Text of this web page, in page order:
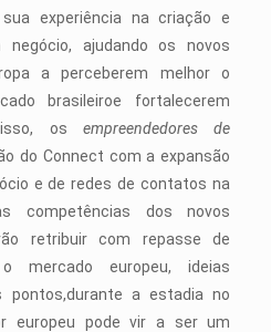
experiência na criação e
negócio, ajudando os novos
a perceberem melhor o
brasileiroe fortalecerem
os empreendedores de
do Connect com a expansão
e de redes de contatos na
competências dos novos
retribuir com repasse de
mercado europeu, ideias
pontos,durante a estadia no
europeu pode vir a ser um